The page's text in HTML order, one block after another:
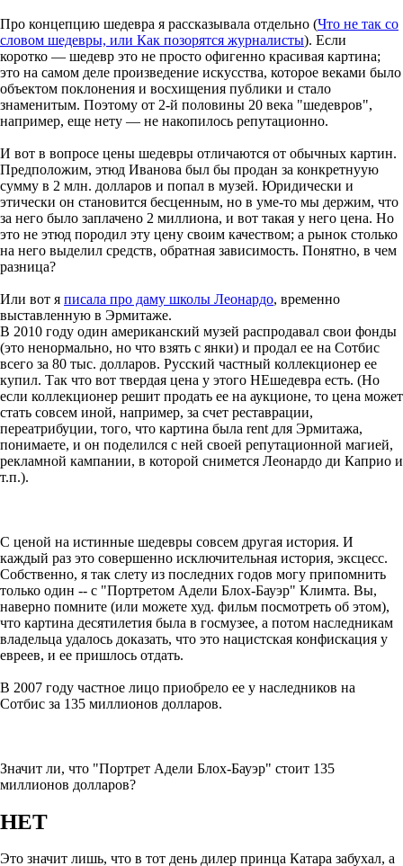
Про концепцию шедевра я рассказывала отдельно (Что не так со
словом шедевры, или Как позорятся журналисты). Если
коротко — шедевр это не просто офигенно красивая картина;
это на самом деле произведение искусства, которое веками было
объектом поклонения и восхищения публики и стало
знаменитым. Поэтому от 2-й половины 20 века "шедевров",
например, еще нету — не накопилось репутационно.
И вот в вопросе цены шедевры отличаются от обычных картин.
Предположим, этюд Иванова был бы продан за конкретнуую
сумму в 2 млн. долларов и попал в музей. Юридически и
этически он становится бесценным, но в уме-то мы держим, что
за него было заплачено 2 миллиона, и вот такая у него цена. Но
это не этюд породил эту цену своим качеством; а рынок столько
на него выделил средств, обратная зависимость. Понятно, в чем
разница?
Или вот я писала про даму школы Леонардо, временно
выставленную в Эрмитаже.
В 2010 году один американский музей распродавал свои фонды
(это ненормально, но что взять с янки) и продал ее на Сотбис
всего за 80 тыс. долларов. Русский частный коллекционер ее
купил. Так что вот твердая цена у этого НЕшедевра есть. (Но
если коллекционер решит продать ее на аукционе, то цена может
стать совсем иной, например, за счет реставрации,
переатрибуции, того, что картина была rent для Эрмитажа,
понимаете, и он поделился с ней своей репутационной магией,
рекламной кампании, в которой снимется Леонардо ди Каприо и
т.п.).
С ценой на истинные шедевры совсем другая история. И
каждый раз это совершенно исключительная история, эксцесс.
Собственно, я так слету из последних годов могу припомнить
только один -- с "Портретом Адели Блох-Бауэр" Климта. Вы,
наверно помните (или можете худ. фильм посмотреть об этом),
что картина десятилетия была в госмузее, а потом наследникам
владельца удалось доказать, что это нацистская конфискация у
евреев, и ее пришлось отдать.
В 2007 году частное лицо приобрело ее у наследников на
Сотбис за 135 миллионов долларов.
Значит ли, что "Портрет Адели Блох-Бауэр" стоит 135
миллионов долларов?
НЕТ
Это значит лишь, что в тот день дилер принца Катара забухал, а